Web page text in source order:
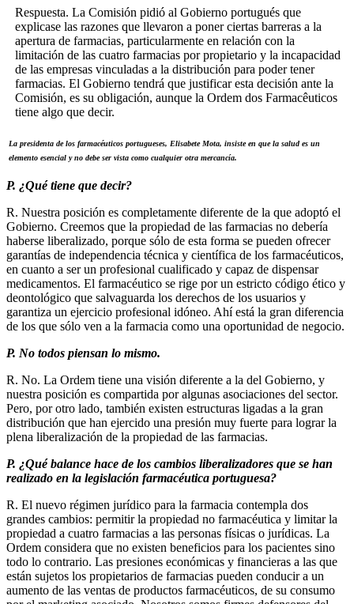
Respuesta. La Comisión pidió al Gobierno portugués que
explicase las razones que llevaron a poner ciertas barreras a la
apertura de farmacias, particularmente en relación con la
limitación de las cuatro farmacias por propietario y la incapacidad
de las empresas vinculadas a la distribución para poder tener
farmacias. El Gobierno tendrá que justificar esta decisión ante la
Comisión, es su obligación, aunque la Ordem dos Farmacêuticos
tiene algo que decir.
La presidenta de los farmacéuticos portugueses, Elisabete Mota, insiste en que la salud es un
elemento esencial y no debe ser vista como cualquier otra mercancía.
P. ¿Qué tiene que decir?
R. Nuestra posición es completamente diferente de la que adoptó el
Gobierno. Creemos que la propiedad de las farmacias no debería
haberse liberalizado, porque sólo de esta forma se pueden ofrecer
garantías de independencia técnica y científica de los farmacéuticos,
en cuanto a ser un profesional cualificado y capaz de dispensar
medicamentos. El farmacéutico se rige por un estricto código ético y
deontológico que salvaguarda los derechos de los usuarios y
garantiza un ejercicio profesional idóneo. Ahí está la gran diferencia
de los que sólo ven a la farmacia como una oportunidad de negocio.
P. No todos piensan lo mismo.
R. No. La Ordem tiene una visión diferente a la del Gobierno, y
nuestra posición es compartida por algunas asociaciones del sector.
Pero, por otro lado, también existen estructuras ligadas a la gran
distribución que han ejercido una presión muy fuerte para lograr la
plena liberalización de la propiedad de las farmacias.
P. ¿Qué balance hace de los cambios liberalizadores que se han
realizado en la legislación farmacéutica portuguesa?
R. El nuevo régimen jurídico para la farmacia contempla dos
grandes cambios: permitir la propiedad no farmacéutica y limitar la
propiedad a cuatro farmacias a las personas físicas o jurídicas. La
Ordem considera que no existen beneficios para los pacientes sino
todo lo contrario. Las presiones económicas y financieras a las que
están sujetos los propietarios de farmacias pueden conducir a un
aumento de las ventas de productos farmacéuticos, de su consumo